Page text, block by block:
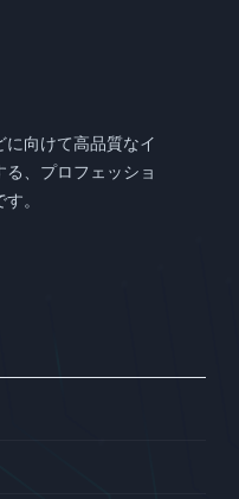
向けて高品質なイ
る、プロフェッショ
。